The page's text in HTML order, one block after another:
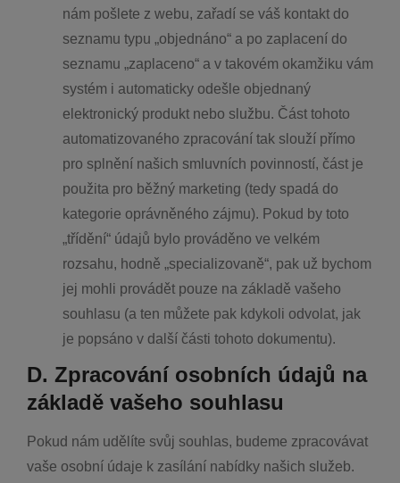
nám pošlete z webu, zařadí se váš kontakt do
seznamu typu „objednáno“ a po zaplacení do
seznamu „zaplaceno“ a v takovém okamžiku vám
systém i automaticky odešle objednaný
elektronický produkt nebo službu. Část tohoto
automatizovaného zpracování tak slouží přímo
pro splnění našich smluvních povinností, část je
použita pro běžný marketing (tedy spadá do
kategorie oprávněného zájmu). Pokud by toto
„třídění“ údajů bylo prováděno ve velkém
rozsahu, hodně „specializovaně“, pak už bychom
jej mohli provádět pouze na základě vašeho
souhlasu (a ten můžete pak kdykoli odvolat, jak
je popsáno v další části tohoto dokumentu).
D. Zpracování osobních údajů na
základě vašeho souhlasu
Pokud nám udělíte svůj souhlas, budeme zpracovávat
vaše osobní údaje k zasílání nabídky našich služeb.